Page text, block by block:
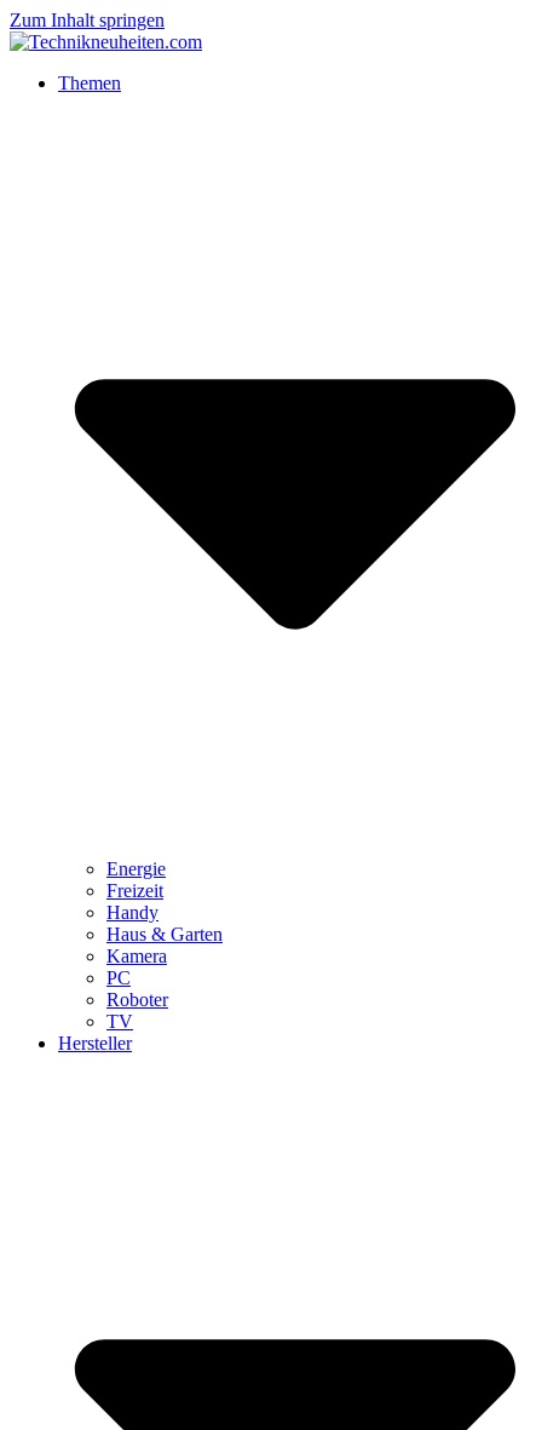
Zum Inhalt springen
Themen
Energie
Freizeit
Handy
Haus & Garten
Kamera
PC
Roboter
TV
Hersteller